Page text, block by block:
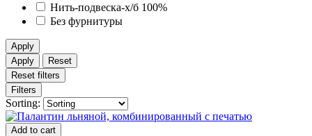
Нить-подвеска-х/б 100%
Без фурнитуры
Apply
Apply
Reset
Reset filters
Filters
Sorting:
Add to cart